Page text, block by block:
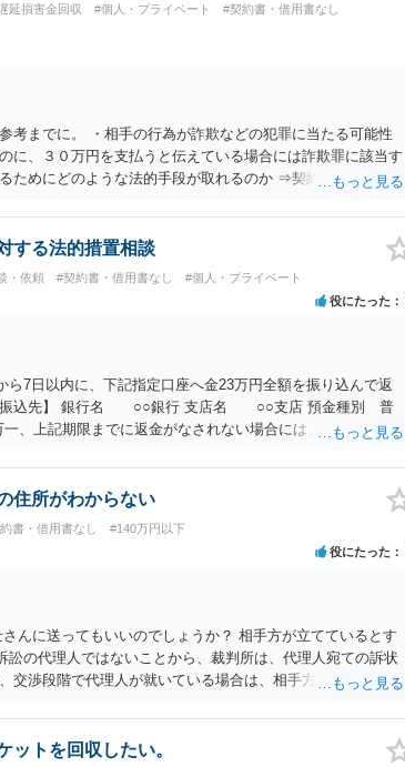
延損害金回収 #個人・プライベート
#契約書・借用書なし
考までに。 ・相手の行為が詐欺などの犯罪に当たる可能性
、３０万円を支払うと伝えている場合には詐欺罪に該当す
ためにどのような法的手段が取れるのか ⇒契約に基づく履
法上無効（民法９０条）となるため、相手方に請求できな
分からない状態でも対応可能なのか ⇒訴訟等の裁判上の手
する法的措置相談
・依頼 #契約書・借用書なし #個人・プライベート
役にたった
7日以内に、下記指定口座へ金23万円全額を振り込んで返
【振込先】 銀行名 ○○銀行 支店名 ○○支店 預金種別 普
上記期限までに返金がなされない場合には、貴殿には任
手続を直ちに講じます。 その際には、訴訟に要する費用そ
求する予定ですので、あらかじめ申し添えます。 本件は、
に対する返還義務の発生や履行時期には何ら影響を及ぼす
を不必要に遅延させることなく、誠意をもって速やかに返金
住所がわからない
書・借用書なし #140万円以下
役にたった
んに送ってもいいのでしょうか？ 相手方が立てているとす
の代理人ではないことから、裁判所は、代理人宛ての訴状
交渉段階で代理人が就いている場合は、相手方（被告）の住
し、引き続き訴訟も受任するかを聞いたうえで、受任の意
するのではなく、代理人に訴状の受領を促すこともありま
ットを回収したい。